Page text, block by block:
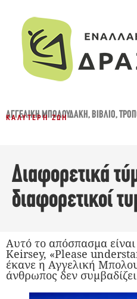
ΑΓΓΕΛΙΚΉ ΜΠΟΛΟΥΔΆΚΗ,ΒΙΒΛΊΟ,
ΚΑΛΎΤΕΡΗ ΖΩΉ
Διαφορετικά
διαφορετικοί
Αυτό το απόσπασμα
Keirsey, «Please
έκανε η Αγγελική
άνθρωπος δεν συμβαδίζει